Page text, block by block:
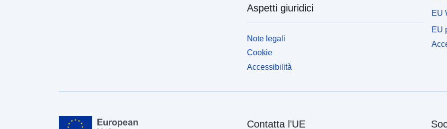
Aspetti giuridici
Note legali
Cookie
Accessibilità
EU
EU
Contatta l’UE